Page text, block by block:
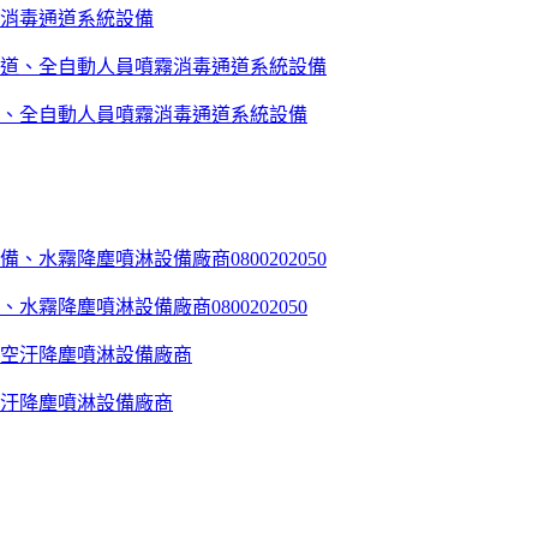
毒通道系統設備
全自動人員噴霧消毒通道系統設備
水霧降塵噴淋設備廠商0800202050
降塵噴淋設備廠商